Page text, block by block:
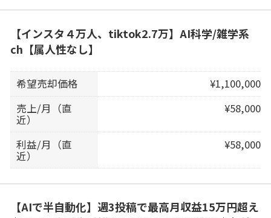
【インスタ４万人、tiktok2.7万】AI科学/雑学系
ch【属人性なし】
希望売却価格
¥1,100,000
売上/月（直
近）
¥58,000
利益/月（直
近）
¥58,000
【AIで半自動化】週3投稿で最高月収益15万円超え